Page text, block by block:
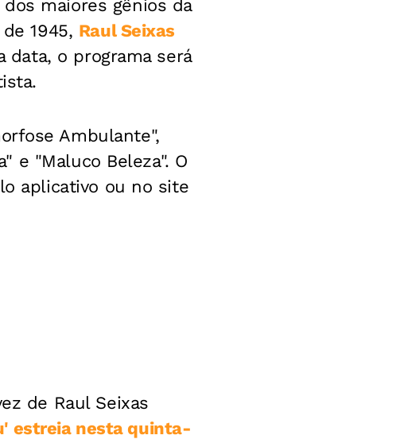
maiores gênios da
1945, Raul Seixas
data, o programa será
Ambulante",
e "Maluco Beleza". O
aplicativo ou no site
de Raul Seixas
estreia nesta quinta-